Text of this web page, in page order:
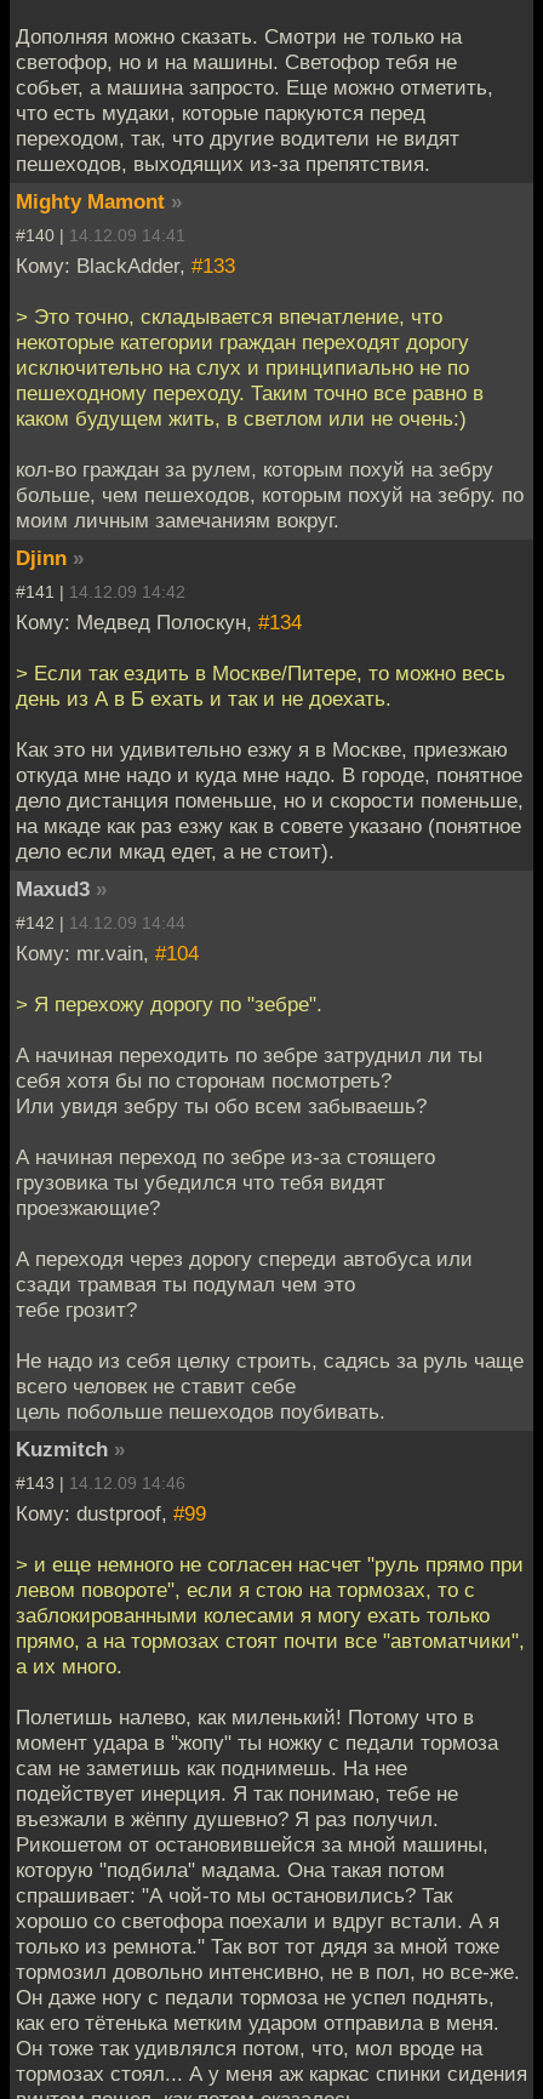
Дополняя можно сказать. Смотри не только на
светофор, но и на машины. Светофор тебя не
собьет, а машина запросто. Еще можно отметить,
что есть мудаки, которые паркуются перед
переходом, так, что другие водители не видят
пешеходов, выходящих из-за препятствия.
Mighty Mamont »
#140 | 14.12.09 14:41
Кому: BlackAdder, #133
> Это точно, складывается впечатление, что
некоторые категории граждан переходят дорогу
исключительно на слух и принципиально не по
пешеходному переходу. Таким точно все равно в
каком будущем жить, в светлом или не очень:)
кол-во граждан за рулем, которым похуй на зебру
больше, чем пешеходов, которым похуй на зебру. по
моим личным замечаниям вокруг.
Djinn »
#141 | 14.12.09 14:42
Кому: Медвед Полоскун, #134
> Если так ездить в Москве/Питере, то можно весь
день из А в Б ехать и так и не доехать.
Как это ни удивительно езжу я в Москве, приезжаю
откуда мне надо и куда мне надо. В городе, понятное
дело дистанция поменьше, но и скорости поменьше,
на мкаде как раз езжу как в совете указано (понятное
дело если мкад едет, а не стоит).
Maxud3 »
#142 | 14.12.09 14:44
Кому: mr.vain, #104
> Я перехожу дорогу по "зебре".
А начиная переходить по зебре затруднил ли ты
себя хотя бы по сторонам посмотреть?
Или увидя зебру ты обо всем забываешь?
А начиная переход по зебре из-за стоящего
грузовика ты убедился что тебя видят
проезжающие?
А переходя через дорогу спереди автобуса или
сзади трамвая ты подумал чем это
тебе грозит?
Не надо из себя целку строить, садясь за руль чаще
всего человек не ставит себе
цель побольше пешеходов поубивать.
Kuzmitch »
#143 | 14.12.09 14:46
Кому: dustproof, #99
> и еще немного не согласен насчет "руль прямо при
левом повороте", если я стою на тормозах, то с
заблокированными колесами я могу ехать только
прямо, а на тормозах стоят почти все "автоматчики",
а их много.
Полетишь налево, как миленький! Потому что в
момент удара в "жопу" ты ножку с педали тормоза
сам не заметишь как поднимешь. На нее
подействует инерция. Я так понимаю, тебе не
въезжали в жёппу душевно? Я раз получил.
Рикошетом от остановившейся за мной машины,
которую "подбила" мадама. Она такая потом
спрашивает: "А чой-то мы остановились? Так
хорошо со светофора поехали и вдруг встали. А я
только из ремнота." Так вот тот дядя за мной тоже
тормозил довольно интенсивно, не в пол, но все-же.
Он даже ногу с педали тормоза не успел поднять,
как его тётенька метким ударом отправила в меня.
Он тоже так удивлялся потом, что, мол вроде на
тормозах стоял... А у меня аж каркас спинки сидения